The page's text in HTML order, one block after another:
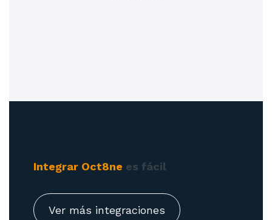
Integrar Oct8ne es fácil
Ver más integraciones